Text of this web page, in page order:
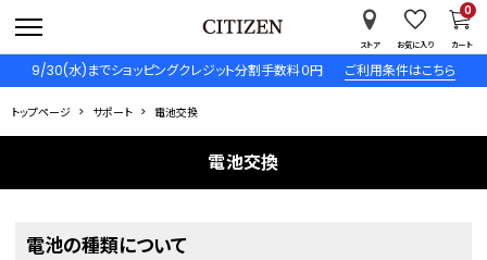
9/30(水)までショッピングクレジット分割手数料０円 ご利用条件はこちら
ストア お気に入り カート
0
トップページ サポート 電池交換
電池交換
電池の種類について